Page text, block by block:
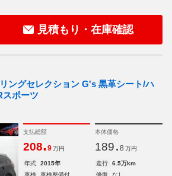
見積もり・在庫確認
ングセレクション G's 黒革シート/ハ
スポーツ
支払総額
208.9 万円
本体価格
189. 8 万円
年式 2015年 走行
6.5万km
車検
車検整備付 修復
なし